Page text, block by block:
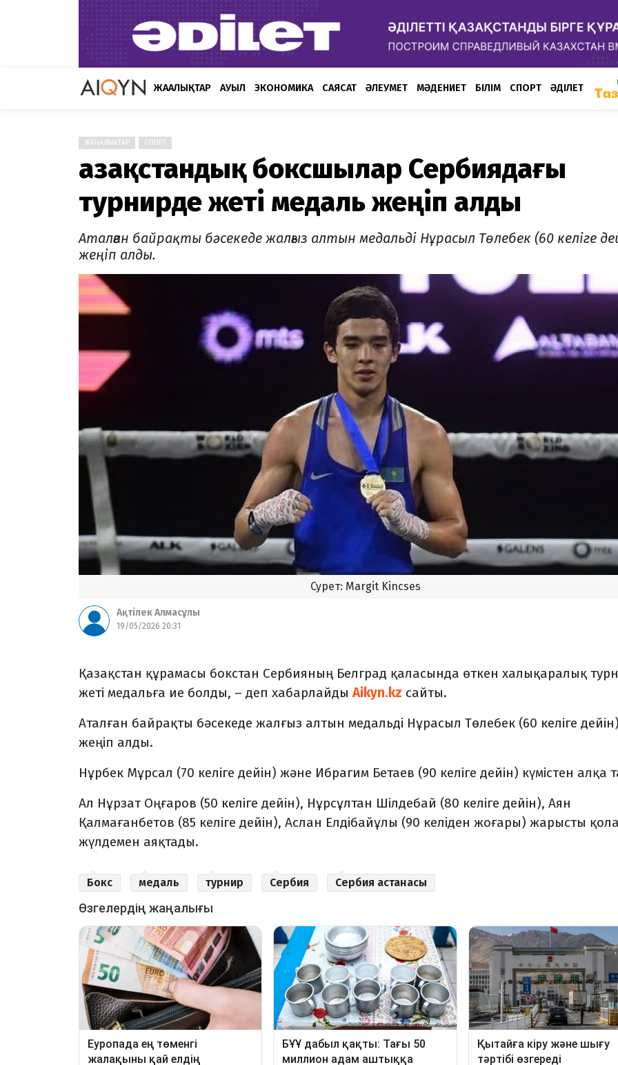
ЖАҢАЛЫҚТАР АУЫЛ ЭКОНОМИКА САЯСАТ ӘЛЕУМЕТ МӘДЕНИЕТ БІЛІМ СПОРТ ӘДІЛЕТ
ЖАҢАЛЫҚТАР СПОРТ
Қазақстандық боксшылар Сербиядағы
турнирде жеті медаль жеңіп алды
Аталған байрақты бәсекеде жалғыз алтын медальді Нұрасыл Төлебек (60 келіге
жеңіп алды.
Сурет: Margit Kincses
Ақтілек Алмасұлы
19/05/2026 20:31
Қазақстан құрамасы бокстан Сербияның Белград қаласында өткен халықаралық
жеті медальға ие болды, – деп хабарлайдыAikyn.kz сайты.
Аталған байрақты бәсекеде жалғыз алтын медальді Нұрасыл Төлебек (60 келіге
жеңіп алды.
Нұрбек Мұрсал (70 келіге дейін) және Ибрагим Бетаев (90 келіге дейін) күмістен алқа
Ал Нұрзат Оңғаров (50 келіге дейін), Нұрсұлтан Шілдебай (80 келіге дейін), Аян
Қалмағанбетов (85 келіге дейін), Аслан Елдібайұлы (90 келіден жоғары) жарысты
жүлдемен аяқтады.
Бокс медаль турнир Сербия Сербия астанасы